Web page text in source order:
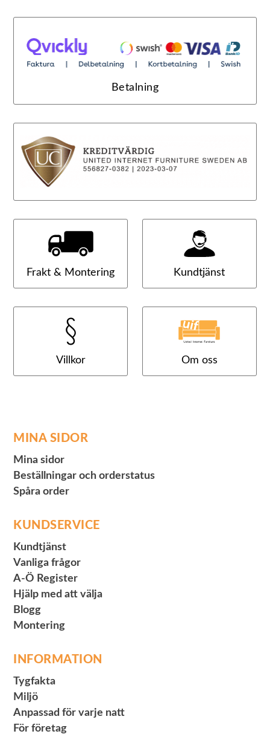
Betalning
Frakt & Montering Kundtjänst
Villkor Om oss
MINA SIDOR
Mina sidor
Beställningar och orderstatus
Spåra order
KUNDSERVICE
Kundtjänst
Vanliga frågor
A-Ö Register
Hjälp med att välja
Blogg
Montering
INFORMATION
Tygfakta
Miljö
Anpassad för varje natt
För företag